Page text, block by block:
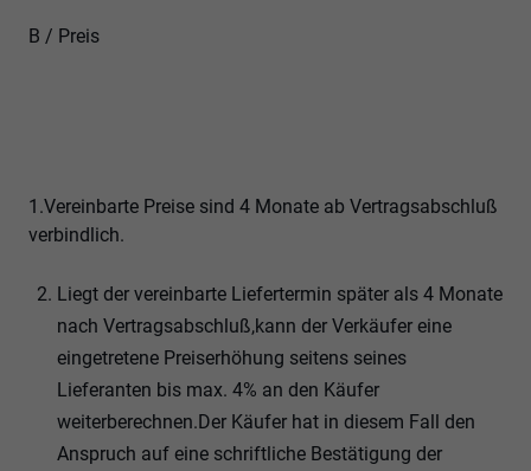
B / Preis
1.Vereinbarte Preise sind 4 Monate ab Vertragsabschluß
verbindlich.
Liegt der vereinbarte Liefertermin später als 4 Monate
nach Vertragsabschluß,kann der Verkäufer eine
eingetretene Preiserhöhung seitens seines
Lieferanten bis max. 4% an den Käufer
weiterberechnen.Der Käufer hat in diesem Fall den
Anspruch auf eine schriftliche Bestätigung der